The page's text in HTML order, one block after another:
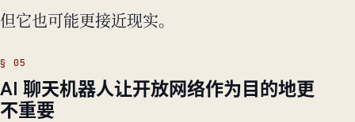
但它也可能更接近现实。
AI 聊天机器人让开放网络作为目的地更
不重要